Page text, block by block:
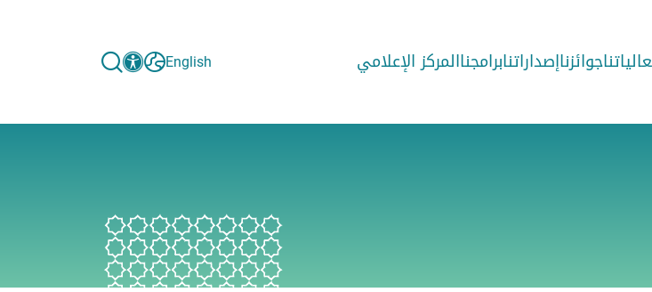
جوائزناإصداراتنابرامجناالمركز الإعلامي English